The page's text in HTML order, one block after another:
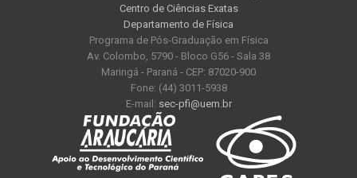
Centro de Ciências Exatas
Departamento de Física
Programa de Pós-Graduação em Física
Av. Colombo, 5790 - Bloco G56 - Sala 38
Maringá - Paraná - CEP: 87020-900
Fone: (44) 3011-5938
E-mail: sec-pfi@uem.br